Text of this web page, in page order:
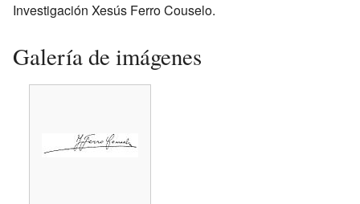
Investigación Xesús Ferro Couselo.
Galería de imágenes